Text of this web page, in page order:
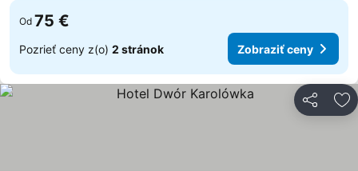
Od 75 €
Pozrieť ceny z(o) 2 stránok Zobraziť ceny
Zdieľať